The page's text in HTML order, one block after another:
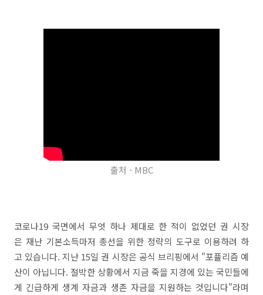
출처 - MBC
코로나19 국면에서 무엇 하나 제대로 한 적이 없었던 권 시장
은 재난 기본소득마저 총선을 위한 정략의 도구로 이용하려 하
고 있습니다. 지난 15일 권 시장은 공식 브리핑에서 "포퓰리즘 예
산이 아닙니다. 절박한 상황에서 지금 죽을 지경에 있는 국민들에
게 긴급하게 생계 자금과 생존 자금을 지원하는 것입니다"라며